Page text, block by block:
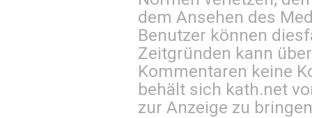
dem Ansehen des
Benutzer können
Zeitgründen kann
Kommentaren keine
behält sich kath.net
zur Anzeige zu